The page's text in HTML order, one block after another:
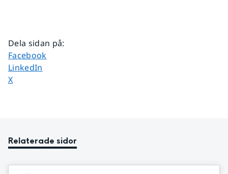
Dela sidan på:
Dela sidan på
Facebook
Dela sidan på
LinkedIn
Dela sidan på
X
Relaterade sidor